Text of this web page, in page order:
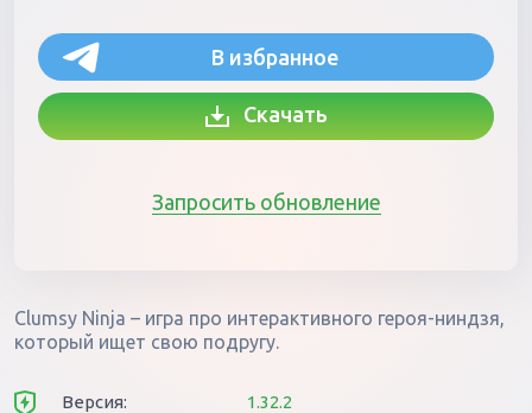
В избранное
Скачать
Запросить обновление
Clumsy Ninja – игра про интерактивного героя-ниндзя,
который ищет свою подругу.
Версия: 1.32.2